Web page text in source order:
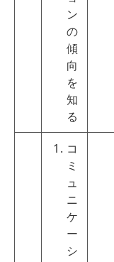
ン
の
傾
向
を
知
る
コ
ミ
ュ
ニ
ケ
ー
シ